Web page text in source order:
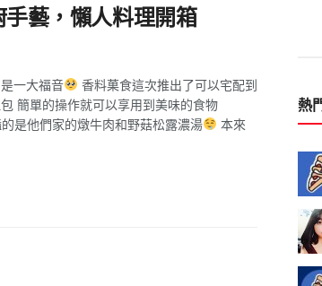
藝，懶人料理開箱
一大福音
香料菓食這次推出了可以宅配到
簡單的操作就可以享用到美味的食物
他們家的燉牛肉和野菇松露濃湯
本來
熱